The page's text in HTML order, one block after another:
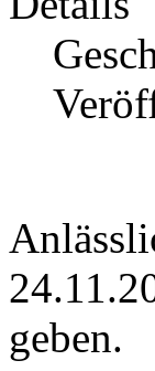
geben.